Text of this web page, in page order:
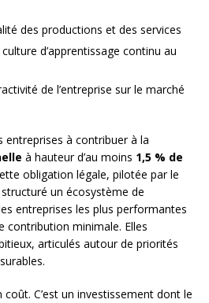
des productions et des services
d’apprentissage continu au
de l’entreprise sur le marché
entreprises à contribuer à la
à hauteur d’au moins 1,5 % de
obligation légale, pilotée par le
un écosystème de
entreprises les plus performantes
contribution minimale. Elles
articulés autour de priorités
C’est un investissement dont le